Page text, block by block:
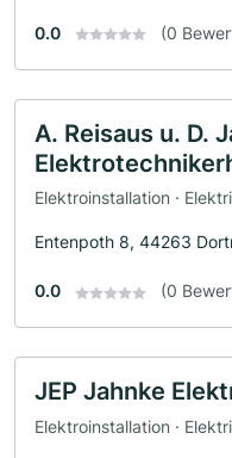
0.0 (0
A. Reisaus u. D.
Elektroinstallation ·
Entenpoth 8, 44263
0.0 (0
JEP Jahnke
Elektroinstallation ·